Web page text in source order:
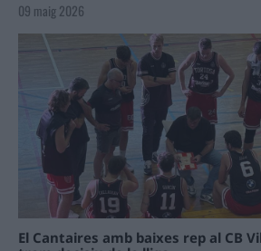
09 maig 2026
El Cantaires amb baixes rep al CB